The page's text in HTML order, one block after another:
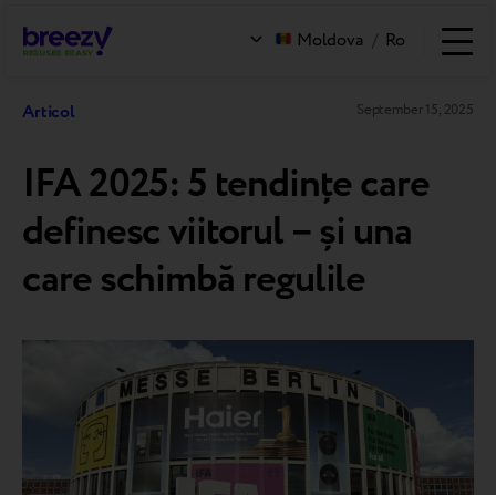
Moldova / Ro
Articol September 15, 2025
IFA 2025: 5 tendințe care
definesc viitorul – și una
care schimbă regulile